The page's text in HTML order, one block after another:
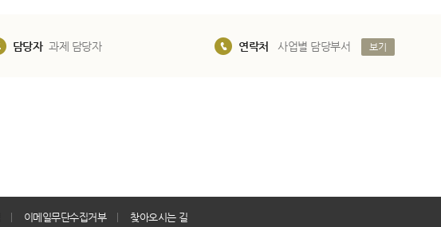
담당자 과제 담당자 연락처 사업별 담당부서 보기
이메일무단수집거부 찾아오시는 길